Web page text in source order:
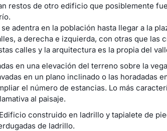
restos de otro edificio que posiblemente
adentra en la población hasta llegar a la
a derecha e izquierda, con otras que las
calles y la arquitectura es la propia del
en una elevación del terreno sobre la
en un plano inclinado o las horadadas
el número de estancias. Lo más
al paisaje.
Edificio construido en ladrillo y tapialete de
de ladrillo.